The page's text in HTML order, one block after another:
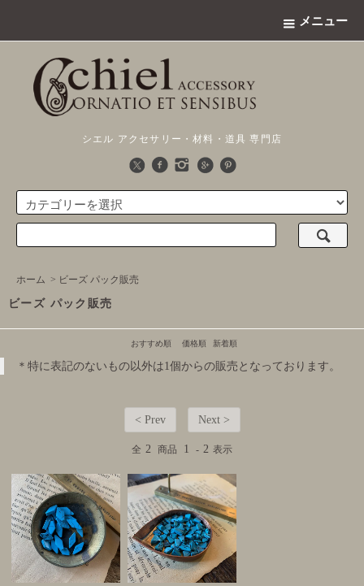
メニュー
シエル アクセサリー・材料・道具 専門店
ホーム > ビーズ パック販売
ビーズ パック販売
おすすめ順 価格順 新着順
＊特に表記のないもの以外は1個からの販売となっております。
< Prev Next >
全 2 商品 1 - 2 表示